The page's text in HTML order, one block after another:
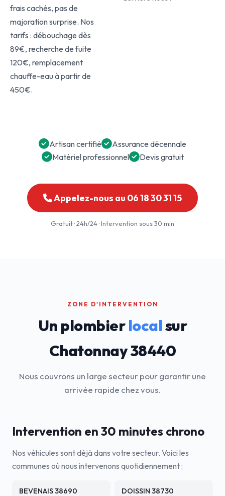
frais cachés, pas de
majoration surprise. Nos
tarifs : débouchage dès
89€, recherche de fuite
120€, remplacement
chauffe-eau à partir de
450€.
Artisan certifié
Assurance décennale
Matériel professionnel
Devis gratuit
Appelez-nous au 06 18 30 31 15
Gratuit · 24h/24 · Intervention sous 30 min
ZONE D'INTERVENTION
Un plombierlocalsur
Chatonnay 38440
Nous couvrons un large secteur pour garantir une
arrivée rapide chez vous.
Intervention en 30 minutes chrono
Nos véhicules sont déjà dans votre secteur. Voici les
communes où nous intervenons quotidiennement :
BEVENAIS 38690 DOISSIN 38730